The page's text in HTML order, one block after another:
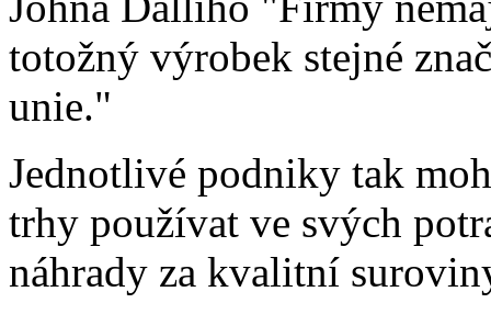
totožný výrobek stejné
unie."
Jednotlivé podniky tak
trhy používat ve svých
náhrady za kvalitní